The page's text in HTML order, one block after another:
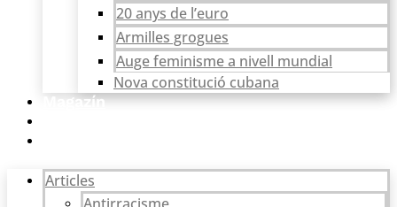
20 anys de l’euro
Armilles grogues
Auge feminisme a nivell mundial
Nova constitució cubana
Magazín
Articles